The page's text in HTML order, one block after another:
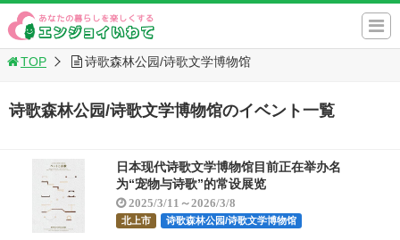
TOP 诗歌森林公园/诗歌文学博物馆
诗歌森林公园/诗歌文学博物馆のイベント一覧
日本现代诗歌文学博物馆目前正在举办名
为“宠物与诗歌”的常设展览
2025/3/11～2026/3/8
北上市 诗歌森林公园/诗歌文学博物馆